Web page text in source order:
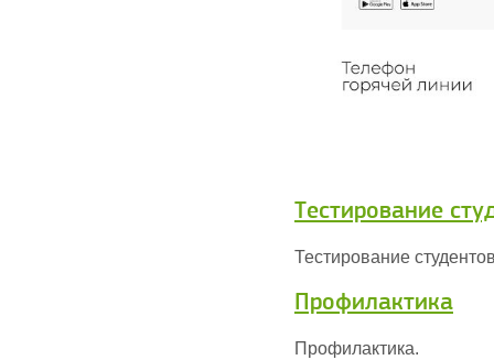
Тестирование
Тестирование
Профилактика
Профилактика.